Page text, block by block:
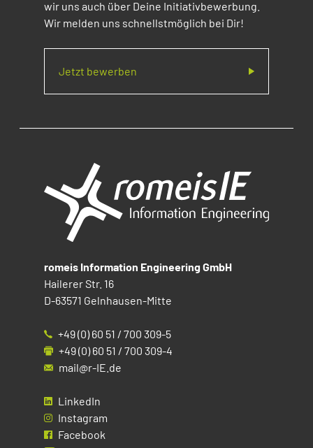
wir uns auch über Deine Initiativbewerbung.
Wir melden uns schnellstmöglich bei Dir!
Jetzt bewerben
romeis Information Engineering GmbH
Hailerer Str. 16
D-63571 Gelnhausen-Mitte
+49 (0) 60 51 / 700 309-5
+49 (0) 60 51 / 700 309-4
mail@r-IE.de
LinkedIn
Instagram
Facebook